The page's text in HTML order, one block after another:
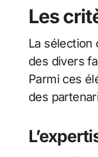
Les
La sélection
des divers
Parmi ces
des